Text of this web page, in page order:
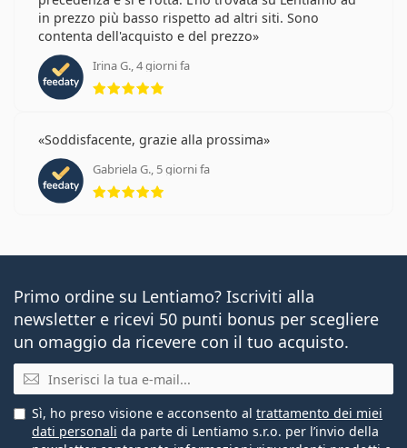
in prezzo più basso rispetto ad altri siti. Sono
contenta dell'acquisto e del prezzo
Irina G., 4 giorni fa
Soddisfacente, grazie alla prossima
Gabriela G., 5 giorni fa
valutazione 5 di 5
Primo ordine su Lentiamo? Iscriviti alla
newsletter e ricevi 50 punti bonus per scegliere
un omaggio da ricevere con il tuo acquisto.
E-mail
Sì, ho preso visione e acconsento al trattamento dei miei
dati personali da parte di Lentiamo s.r.o. per l’invio della